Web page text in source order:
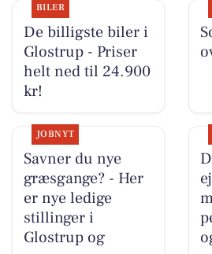
BILER
De billigste biler i
Glostrup - Priser
helt ned til 24.900
kr!
JOBNYT
Savner du nye
græsgange? - Her
er nye ledige
stillinger i
Glostrup og